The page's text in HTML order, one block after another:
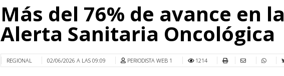
Más del 76% de avance en la
Alerta Sanitaria Oncológica
REGIONAL 02/06/2026 A LAS 09:09 PERIODISTA WEB 1 1214